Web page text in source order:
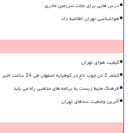
درس هایی برای نجات سرزمین مادری
هواشناسی تهران اطلاعیه داد
کیفیت هوای تهران
کشف 2 تن چوب تاغ در کوهپایه اصفهان طی 24 ساعت اخیر 8 نفر دستگیر شدند
فرهنگ محیط زیست به برنامه های مذهبی راه می یابد
آخرین وضعیت سدهای تهران